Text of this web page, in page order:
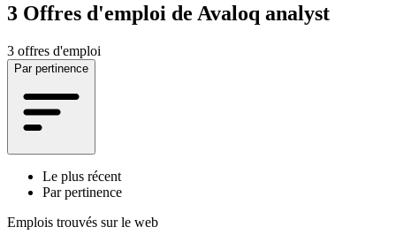
3 Offres d'emploi de Avaloq analyst
3 offres d'emploi
Par pertinence
Le plus récent
Par pertinence
Emplois trouvés sur le web